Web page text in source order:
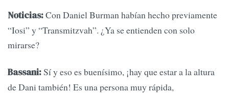
Noticias:Con Daniel Burman habían hecho previamente
“Iosi” y “Transmitzvah”. ¿Ya se entienden con solo
mirarse?
Bassani:Sí y eso es buenísimo, ¡hay que estar a la altura
de Dani también! Es una persona muy rápida,